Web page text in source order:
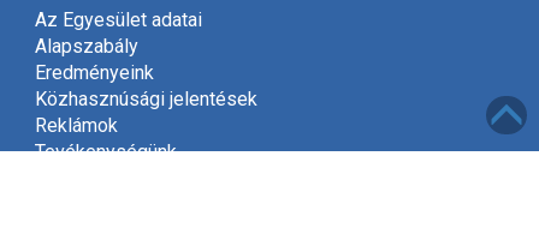
Az Egyesület adatai
Alapszabály
Eredményeink
Közhasznúsági jelentések
Reklámok
Tevékenységünk